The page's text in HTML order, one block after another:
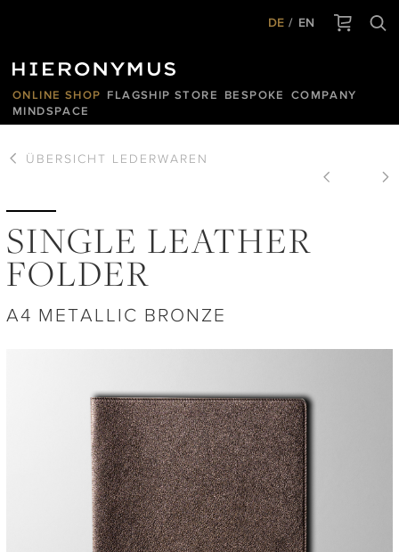
DE EN
ONLINE SHOP FLAGSHIP STORE BESPOKE
COMPANY
MINDSPACE
ÜBERSICHT LEDERWAREN
SINGLE LEATHER
FOLDER
A4 METALLIC BRONZE